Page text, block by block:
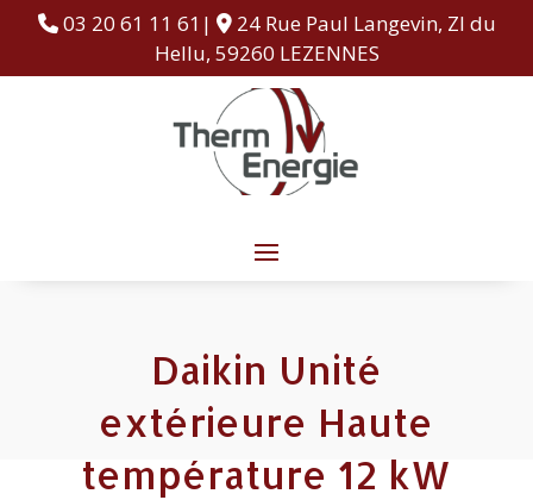
03 20 61 11 61|
24 Rue Paul Langevin, ZI du
Hellu, 59260 LEZENNES
Daikin Unité
extérieure Haute
température 12 kW